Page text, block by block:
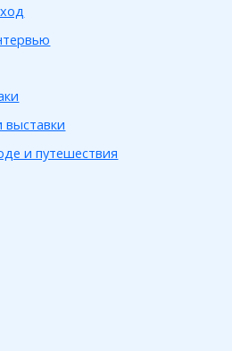
выставки
и путешествия